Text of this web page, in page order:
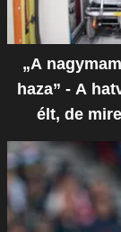
„A
haza” - A
élt, de